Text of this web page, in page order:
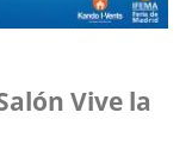
Vive la